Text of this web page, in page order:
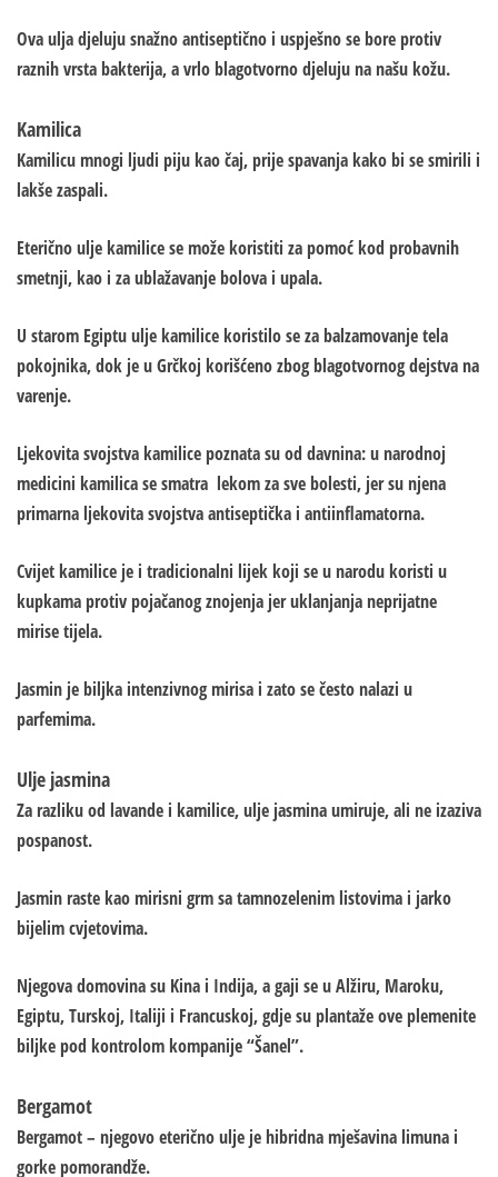
Ova ulja djeluju snažno antiseptično i uspješno se bore protiv
raznih vrsta bakterija, a vrlo blagotvorno djeluju na našu kožu.
Kamilica
Kamilicu mnogi ljudi piju kao čaj, prije spavanja kako bi se smirili i
lakše zaspali.
Eterično ulje kamilice se može koristiti za pomoć kod probavnih
smetnji, kao i za ublažavanje bolova i upala.
U starom Egiptu ulje kamilice koristilo se za balzamovanje tela
pokojnika, dok je u Grčkoj korišćeno zbog blagotvornog dejstva na
varenje.
Ljekovita svojstva kamilice poznata su od davnina: u narodnoj
medicini kamilica se smatra lekom za sve bolesti, jer su njena
primarna ljekovita svojstva antiseptička i antiinflamatorna.
Cvijet kamilice je i tradicionalni lijek koji se u narodu koristi u
kupkama protiv pojačanog znojenja jer uklanjanja neprijatne
mirise tijela.
Jasmin je biljka intenzivnog mirisa i zato se često nalazi u
parfemima.
Ulje jasmina
Za razliku od lavande i kamilice, ulje jasmina umiruje, ali ne izaziva
pospanost.
Jasmin raste kao mirisni grm sa tamnozelenim listovima i jarko
bijelim cvjetovima.
Njegova domovina su Kina i Indija, a gaji se u Alžiru, Maroku,
Egiptu, Turskoj, Italiji i Francuskoj, gdje su plantaže ove plemenite
biljke pod kontrolom kompanije “Šanel”.
Bergamot
Bergamot – njegovo eterično ulje je hibridna mješavina limuna i
gorke pomorandže.